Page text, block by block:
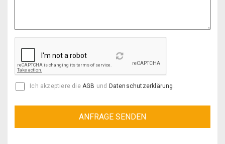
Reload
Ich akzeptiere die AGB und Datenschutzerklärung .